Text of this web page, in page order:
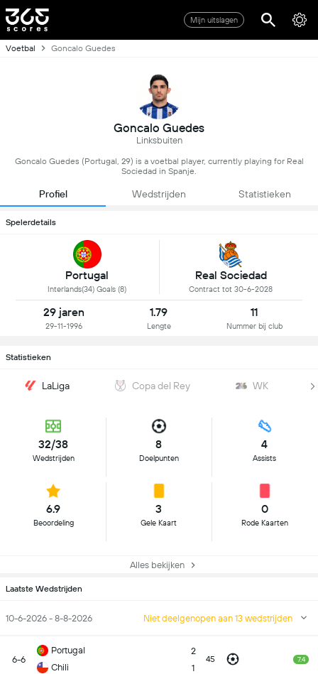
Mijn uitslagen
Voetbal Goncalo Guedes
Goncalo Guedes
Linksbuiten
Goncalo Guedes (Portugal, 29) is a voetbal player, currently playing for Real
Sociedad in Spanje.
Profiel Wedstrijden Statistieken
Spelerdetails
Portugal
Interlands(34) Goals (8)
Real Sociedad
Contract tot 30-6-2028
29 jaren
29-11-1996
1.79
Lengte
11
Nummer bij club
Statistieken
LaLiga Copa del Rey WK
32/38
Wedstrijden
8
Doelpunten
4
Assists
6.9
Beoordeling
3
Gele Kaart
0
Rode Kaarten
Alles bekijken
Laatste Wedstrijden
10-6-2026 - 8-8-2026 Niet deelgenopen aan 13 wedstrijden
6-6
Portugal
Chili
2
1
45 7.4